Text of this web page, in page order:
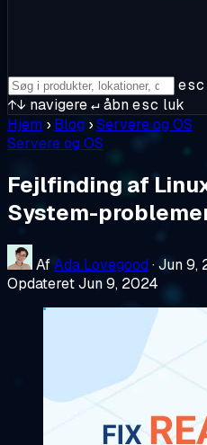
esc
↑↓ navigere↵åbnesc luk
Hjem › Blog ›Servere og OS
Servere og OS
Fejlfinding af
System-
AfAda Lovegood ·Jun 9,
Opdateret Jun 9, 2024